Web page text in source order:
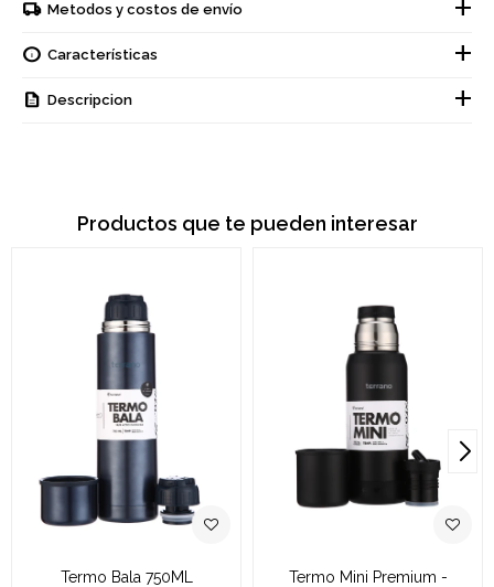
Metodos y costos de envío
Características
Descripcion
Productos que te pueden interesar
Termo Bala 750ML
Termo Mini Premium -